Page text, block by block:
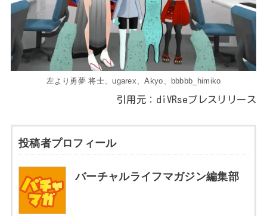
左より勇夢 将士、ugarex、Akyo、bbbbb_himiko
引用元：diVRseプレスリリース
投稿者プロフィール
バーチャルライフマガジン編集部